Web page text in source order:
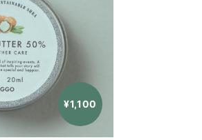
¥1,100